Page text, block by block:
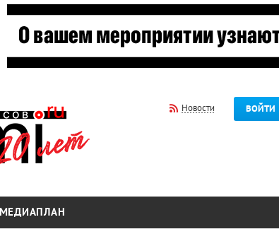
Новости ВОЙТИ
МЕДИАПЛАН